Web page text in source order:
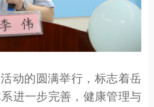
动的圆满举行，标志着岳
进一步完善，健康管理与